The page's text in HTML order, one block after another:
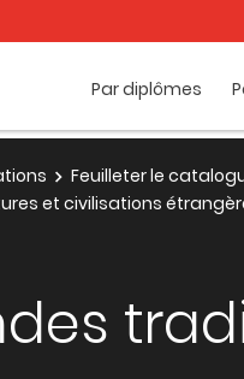
Par diplômes
Feuilleter le
et civilisations